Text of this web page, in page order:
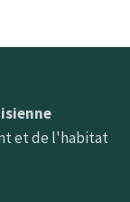
et de l'habitat